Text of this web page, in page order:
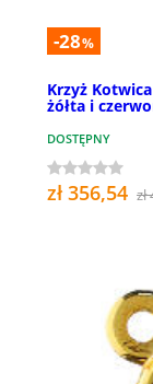
-28%
Krzyż
żółta i
DOSTĘPNY
zł 356,54 zł